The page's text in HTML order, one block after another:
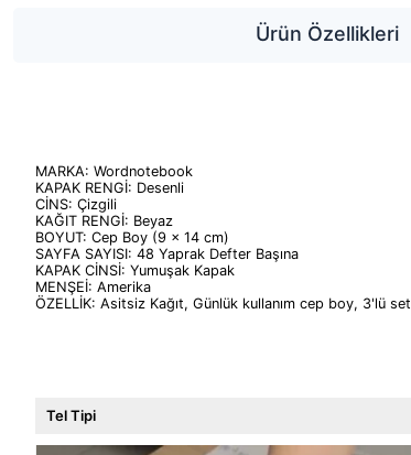
Ürün Özellikleri
MARKA: Wordnotebook
KAPAK RENGİ: Desenli
CİNS: Çizgili
KAĞIT RENGİ: Beyaz
BOYUT: Cep Boy (9 x 14 cm)
SAYFA SAYISI: 48 Yaprak Defter Başına
KAPAK CİNSİ: Yumuşak Kapak
MENŞEİ: Amerika
ÖZELLİK: Asitsiz Kağıt, Günlük kullanım cep boy, 3'lü set
Tel Tipi